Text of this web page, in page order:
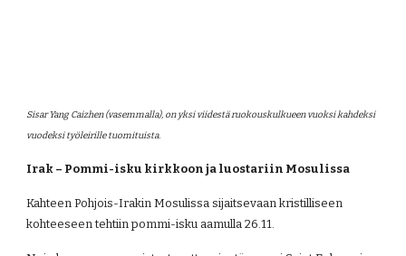
Sisar Yang Caizhen (vasemmalla), on yksi viidestä ruokouskulkueen vuoksi kahdeksi
vuodeksi työleirille tuomituista.
Irak – Pommi-isku kirkkoon ja luostariin Mosulissa
Kahteen Pohjois-Irakin Mosulissa sijaitsevaan kristilliseen
kohteeseen tehtiin pommi-isku aamulla 26.11.